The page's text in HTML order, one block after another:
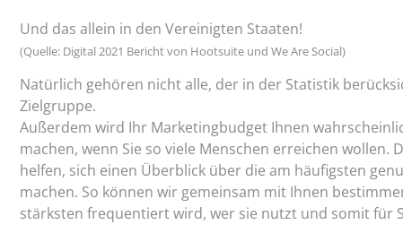
Und das allein in den Vereinigten Staaten!
(Quelle: Digital 2021 Bericht von Hootsuite und We Are Social)
Natürlich gehören nicht alle, der in der Statistik
Zielgruppe.
Außerdem wird Ihr Marketingbudget Ihnen
machen, wenn Sie so viele Menschen erreichen wollen.
helfen, sich einen Überblick über die am häufigsten
machen. So können wir gemeinsam mit Ihnen
stärksten frequentiert wird, wer sie nutzt und somit für